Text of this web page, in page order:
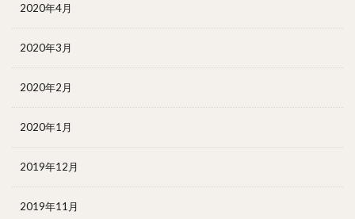
2020年4月
2020年3月
2020年2月
2020年1月
2019年12月
2019年11月